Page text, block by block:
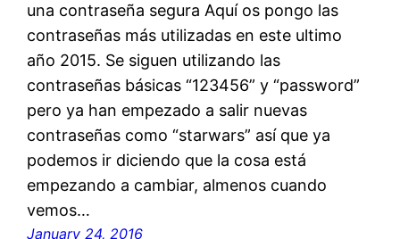
una contraseña segura Aquí os pongo las
contraseñas más utilizadas en este ultimo
año 2015. Se siguen utilizando las
contraseñas básicas “123456” y “password”
pero ya han empezado a salir nuevas
contraseñas como “starwars” así que ya
podemos ir diciendo que la cosa está
empezando a cambiar, almenos cuando
vemos…
January 24, 2016